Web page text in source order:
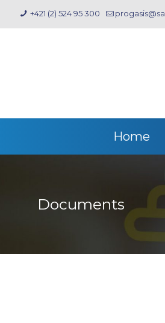
+421 (2) 524 95 300
Home
Documents